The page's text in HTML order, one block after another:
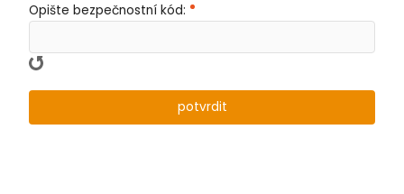
Opište bezpečnostní kód: